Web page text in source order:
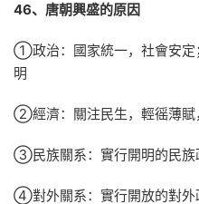
46、唐朝興盛的原因
①政治：國家統一，社會安定
明
②經濟：關注民生，輕徭薄賦
③民族關系：實行開明的民族
④對外關系：實行開放的對外